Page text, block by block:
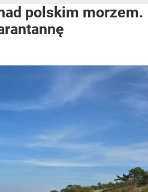
polskim morzem.